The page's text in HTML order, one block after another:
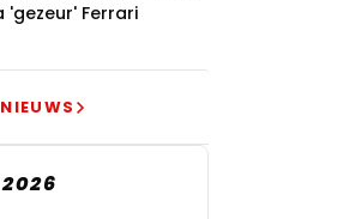
'gezeur' Ferrari